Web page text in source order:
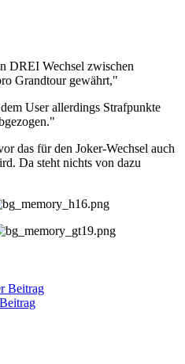
DREI Wechsel zwischen
Grandtour gewährt,"
User allerdings Strafpunkte
das für den Joker-Wechsel auch
Da steht nichts von dazu
Beitrag